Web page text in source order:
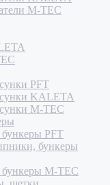
M-TEC
PFT
KALETA
M-TEC
PFT
бункеры
M-TEC